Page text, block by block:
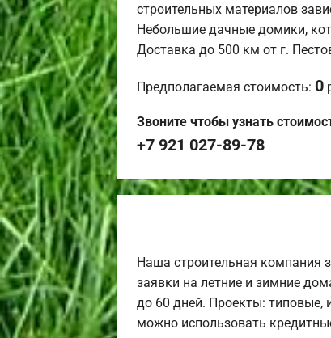
строительных материалов
Небольшие дачные домики,
Доставка до 500 км от г.
Предполагаемая стоимость: 0
Звоните чтобы узнать
+7 921 027-89-78
Наша строительная компания
заявки на летние и зимние
до 60 дней. Проекты: типовые,
можно использовать